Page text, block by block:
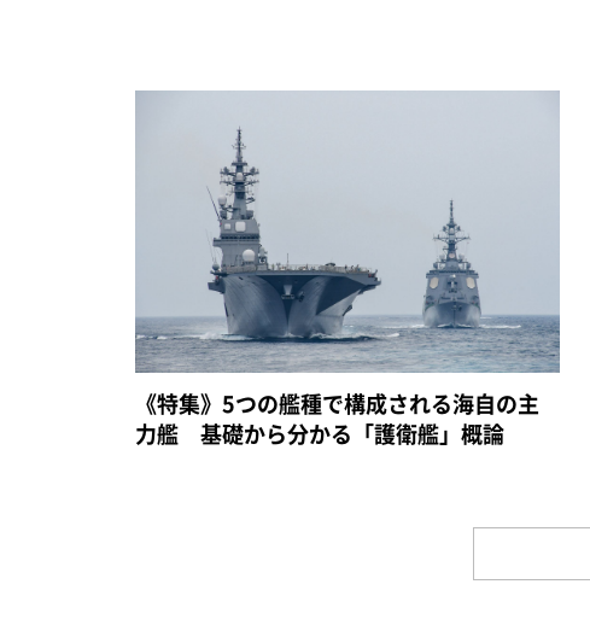
《特集》5つの艦種で構成される海自の主
力艦 基礎から分かる「護衛艦」概論